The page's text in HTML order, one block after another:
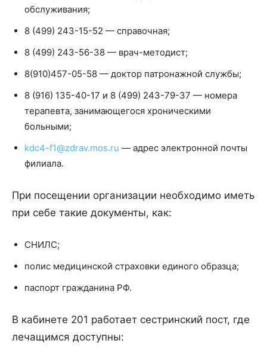
обслуживания;
8 (499) 243-15-52 — справочная;
8 (499) 243-56-38 — врач-методист;
8(910)457-05-58 — доктор патронажной службы;
8 (916) 135-40-17 и 8 (499) 243-79-37 — номера
терапевта, занимающегося хроническими
больными;
kdc4-f1@zdrav.mos.ru — адрес электронной почты
филиала.
При посещении организации необходимо иметь
при себе такие документы, как:
СНИЛС;
полис медицинской страховки единого образца;
паспорт гражданина РФ.
В кабинете 201 работает сестринский пост, где
лечащимся доступны: